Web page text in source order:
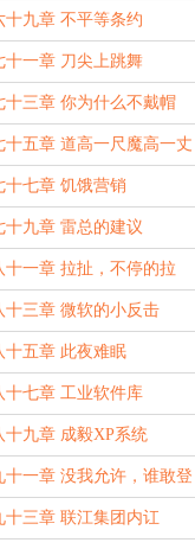
十九章 不平等条约
十一章 刀尖上跳舞
十三章 你为什么不戴帽
十五章 道高一尺魔高一丈
十七章 饥饿营销
十九章 雷总的建议
十一章 拉扯，不停的拉
十三章 微软的小反击
十五章 此夜难眠
十七章 工业软件库
十九章 成毅XP系统
十一章 没我允许，谁敢登
十三章 联江集团内讧